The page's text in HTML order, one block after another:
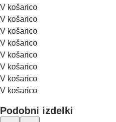
V košarico
V košarico
V košarico
V košarico
V košarico
V košarico
V košarico
V košarico
Podobni izdelki